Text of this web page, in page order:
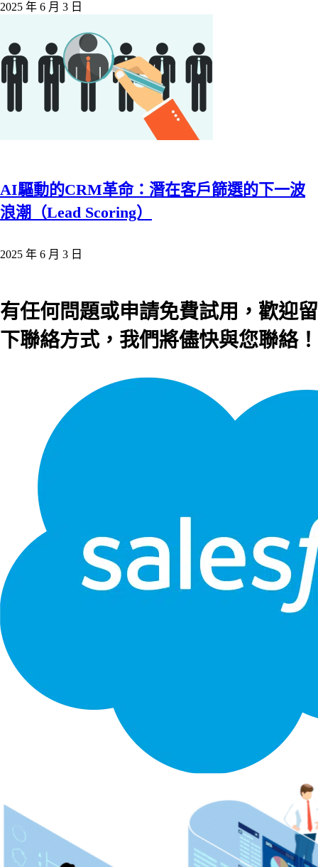
2025 年 6 月 3 日
AI驅動的CRM革命：潛在客戶篩選的下一波
浪潮（Lead Scoring）
2025 年 6 月 3 日
有任何問題或申請免費試用，歡迎留
下聯絡方式，我們將儘快與您聯絡！